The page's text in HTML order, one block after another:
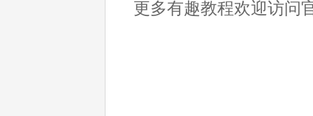
更多有趣教程欢迎访问